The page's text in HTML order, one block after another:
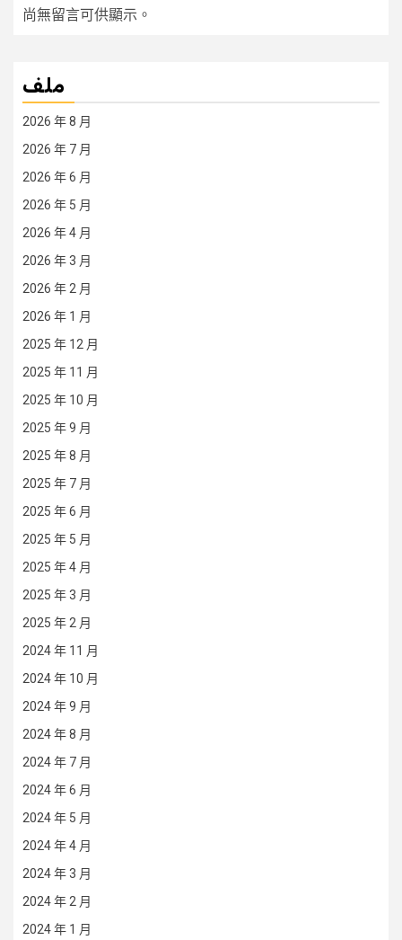
尚無留言可供顯示。
ملف
2026 年 8 月
2026 年 7 月
2026 年 6 月
2026 年 5 月
2026 年 4 月
2026 年 3 月
2026 年 2 月
2026 年 1 月
2025 年 12 月
2025 年 11 月
2025 年 10 月
2025 年 9 月
2025 年 8 月
2025 年 7 月
2025 年 6 月
2025 年 5 月
2025 年 4 月
2025 年 3 月
2025 年 2 月
2024 年 11 月
2024 年 10 月
2024 年 9 月
2024 年 8 月
2024 年 7 月
2024 年 6 月
2024 年 5 月
2024 年 4 月
2024 年 3 月
2024 年 2 月
2024 年 1 月